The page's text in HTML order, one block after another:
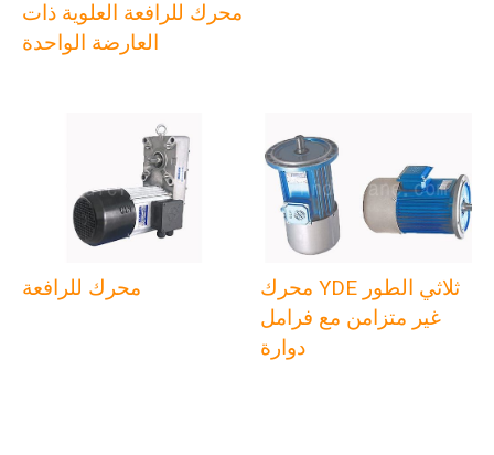
محرك للرافعة العلوية ذات
العارضة الواحدة
محرك للرافعة
محرك YDE ثلاثي الطور
غير متزامن مع فرامل
دوارة